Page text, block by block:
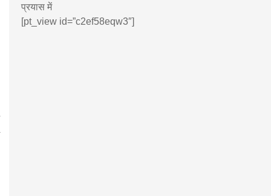
प्रयास में
[pt_view id=”c2ef58eqw3″]